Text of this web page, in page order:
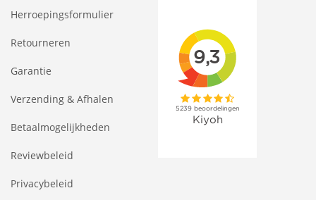
Herroepingsformulier
Retourneren
Garantie
Verzending & Afhalen
Betaalmogelijkheden
Reviewbeleid
Privacybeleid